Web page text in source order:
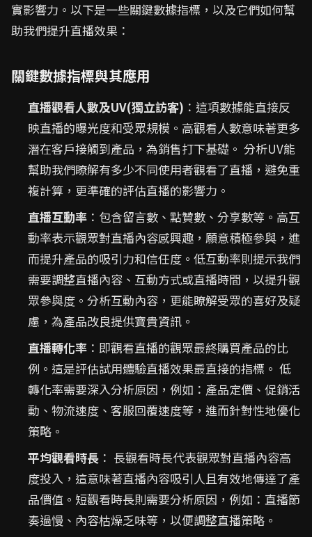
實影響力。以下是一些關鍵數據指標，以及它們如何幫
助我們提升直播效果：
關鍵數據指標與其應用
直播觀看人數及UV(獨立訪客) ：這項數據能直接反
映直播的曝光度和受眾規模。高觀看人數意味著更多
潛在客戶接觸到產品，為銷售打下基礎。 分析UV能
幫助我們瞭解有多少不同使用者觀看了直播，避免重
複計算，更準確的評估直播的影響力。
直播互動率 ：包含留言數、點贊數、分享數等。高互
動率表示觀眾對直播內容感興趣，願意積極參與，進
而提升產品的吸引力和信任度。低互動率則提示我們
需要調整直播內容、互動方式或直播時間，以提升觀
眾參與度。分析互動內容，更能瞭解受眾的喜好及疑
慮，為產品改良提供寶貴資訊。
直播轉化率 ：即觀看直播的觀眾最終購買產品的比
例。這是評估試用體驗直播效果最直接的指標。 低
轉化率需要深入分析原因，例如：產品定價、促銷活
動、物流速度、客服回覆速度等，進而針對性地優化
策略。
平均觀看時長 ： 長觀看時長代表觀眾對直播內容高
度投入，這意味著直播內容吸引人且有效地傳達了產
品價值。短觀看時長則需要分析原因，例如：直播節
奏過慢、內容枯燥乏味等，以便調整直播策略。